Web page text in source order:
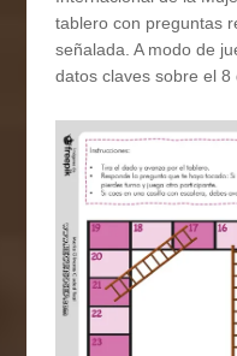
tablero con preguntas
señalada. A modo de
datos claves sobre el 8